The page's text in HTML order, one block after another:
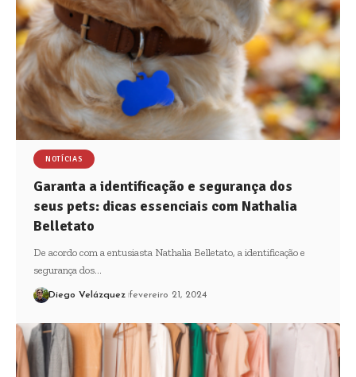
NOTÍCIAS
Garanta a identificação e segurança dos
seus pets: dicas essenciais com Nathalia
Belletato
De acordo com a entusiasta Nathalia Belletato, a identificação e
segurança dos…
Diego Velázquez fevereiro 21, 2024